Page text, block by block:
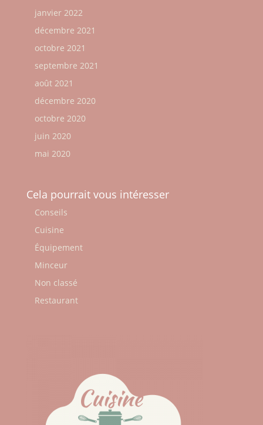
janvier 2022
décembre 2021
octobre 2021
septembre 2021
août 2021
décembre 2020
octobre 2020
juin 2020
mai 2020
Cela pourrait vous intéresser
Conseils
Cuisine
Équipement
Minceur
Non classé
Restaurant